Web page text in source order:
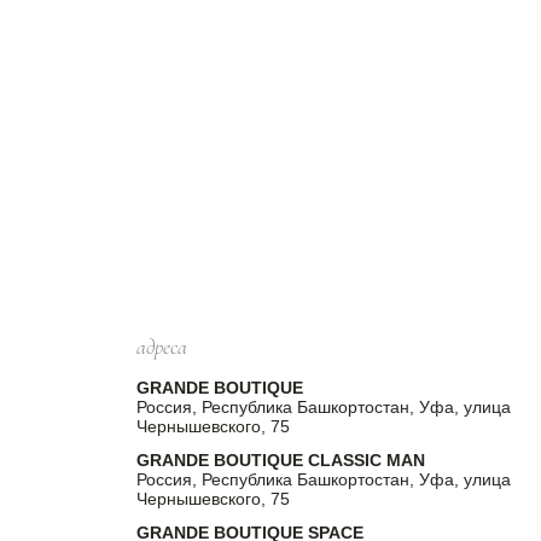
адреса
GRANDE BOUTIQUE
Россия, Республика Башкортостан, Уфа, улица
Чернышевского, 75
GRANDE BOUTIQUE CLASSIC MAN
Россия, Республика Башкортостан, Уфа, улица
Чернышевского, 75
GRANDE BOUTIQUE SPACE